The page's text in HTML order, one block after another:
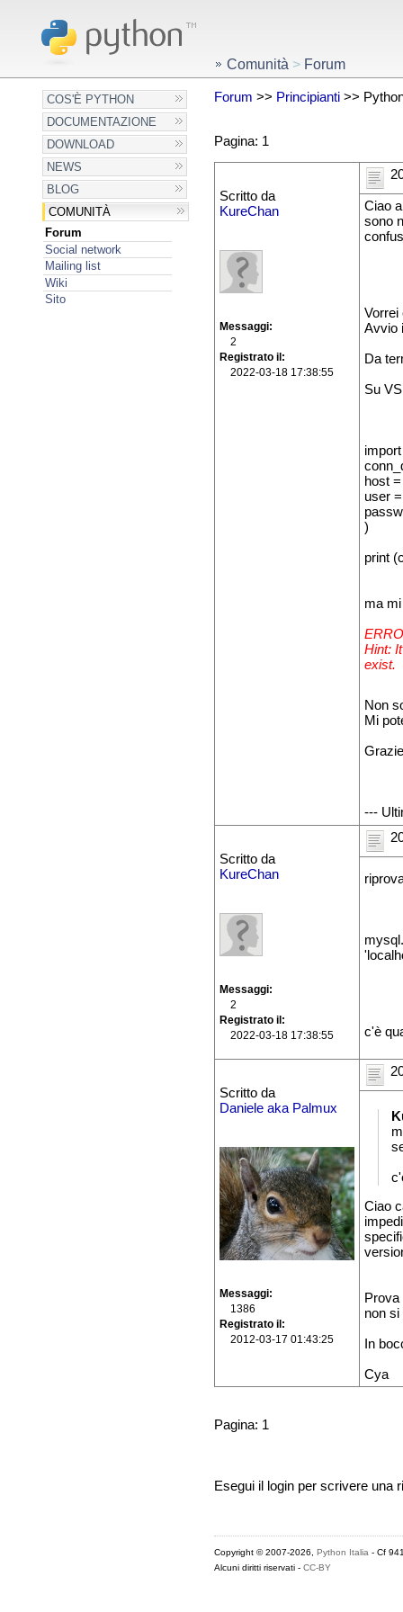
COS'È PYTHON
DOCUMENTAZIONE
DOWNLOAD
NEWS
BLOG
COMUNITÀ
Forum
Social network
Mailing list
Wiki
Sito
Comunità > Forum
Forum >> Principianti>>
Pagina: 1
Scritto da
KureChan
Messaggi
2
Registrato il
2022-03-18 17:38:55
Ciao
sono
Vorrei
Avvio
Da
Su
host
user
)
print
ma
Hint:
exist.
Non
Mi
Grazie
---
Scritto da
KureChan
Messaggi
2
Registrato il
2022-03-18 17:38:55
c'è
Scritto da
Daniele aka Palmux
Messaggi
1386
Registrato il
2012-03-17 01:43:25
Ciao
Prova
non
In
Cya
Pagina: 1
Esegui il login per scrivere una
Copyright © 2007-2026, Python Italia- Cf
Alcuni diritti riservati - CC-BY